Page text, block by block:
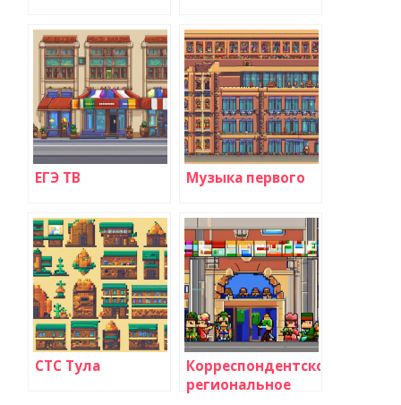
ЕГЭ ТВ Музыка первого
СТС Тула
Корреспондентское
региональное